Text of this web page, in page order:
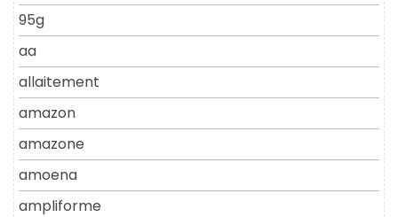
95g
aa
allaitement
amazon
amazone
amoena
ampliforme